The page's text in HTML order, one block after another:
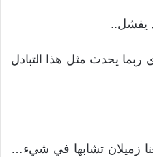
يفشل..
يحدث مثل هذا التبادل
زميلان تشابها في شيء…